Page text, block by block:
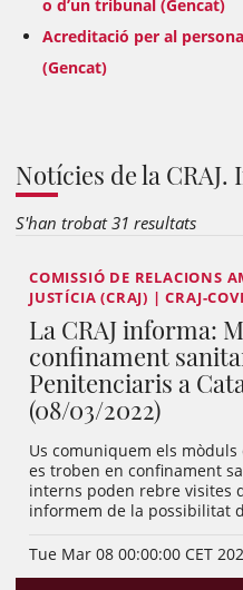
o d’un tribunal (Gencat)
Acreditació per al
(Gencat)
Notícies de la
S'han trobat 31 resultats
COMISSIÓ DE RELACIONS
JUSTÍCIA (CRAJ) | CRAJ-
La CRAJ informa:
confinament
Penitenciaris a
(08/03/2022)
Us comuniquem els
es troben en confinament
interns poden rebre visites
informem de la possibilitat
Tue Mar 08 00:00:00 CET